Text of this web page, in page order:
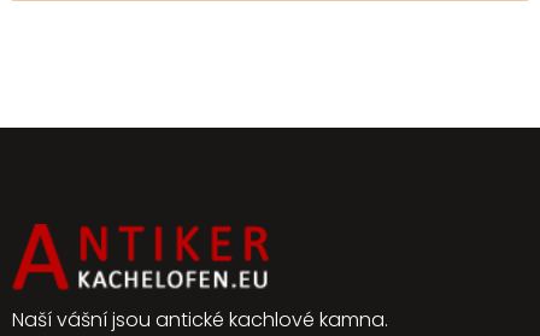
Naší vášní jsou antické kachlové kamna.